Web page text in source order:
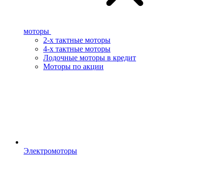
моторы
2-х тактные моторы
4-х тактные моторы
Лодочные моторы в кредит
Моторы по акции
Электромоторы